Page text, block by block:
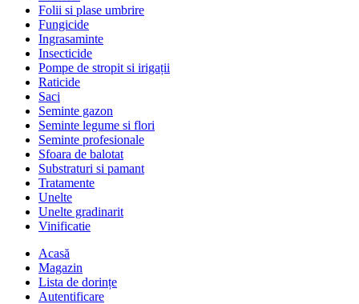
Folii si plase umbrire
Fungicide
Ingrasaminte
Insecticide
Pompe de stropit si irigații
Raticide
Saci
Seminte gazon
Seminte legume si flori
Seminte profesionale
Sfoara de balotat
Substraturi si pamant
Tratamente
Unelte
Unelte gradinarit
Vinificatie
Acasă
Magazin
Lista de dorințe
Autentificare